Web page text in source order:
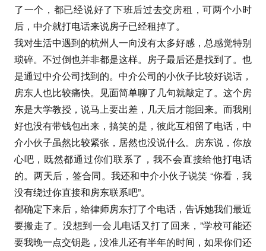
了一个，都已经说好了下班后过去交房租，可两个小时
后，中介就打电话来说房子已经租掉了。
我对生活中遇到的杭州人一向没有太多好感，总感觉特别
琐碎。不过倒也并非都是这样。房子最后还是找到了。也
是通过中介公司找到的。中介公司的小伙子比较好说话，
房东人也比较痛快。见面简单聊了几句就敲定了。这个房
东是大学教授，说马上要出差，几天后才能回来。而我刚
好也没有带钱包出来，搞笑的是，彼此互相留了电话，中
介小伙子虽然比较紧张，居然也没说什么。房东说，你放
心吧，既然都通过你们联系了，我不会直接给他打电话
的。两天后，签合同。我还和中介小伙子说笑 “你看，我
没有绕过你直接和房东联系吧”。
都确定下来后，给律师房东打了个电话，告诉她我们最近
要搬走了。没想到一会儿电话又打了回来，”学校可能还
要我晚一点交钥匙，没准儿还有半年的时间，如果你们还